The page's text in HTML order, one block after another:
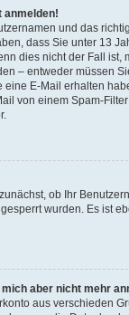
anmelden!
und das
dass Sie unter 13
dies nicht der Fall
– entweder müssen
E-Mail erhalten
von einem Spam-
ob Ihr
wurden. Es ist
aber nicht mehr
aus verschieden